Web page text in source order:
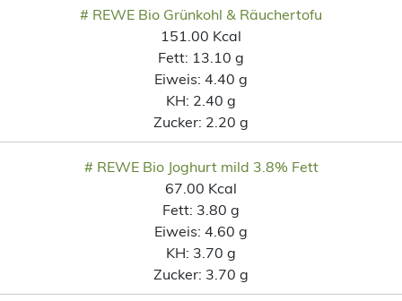
# REWE Bio Grünkohl & Räuchertofu
151.00 Kcal
Fett: 13.10 g
Eiweis: 4.40 g
KH: 2.40 g
Zucker: 2.20 g
# REWE Bio Joghurt mild 3.8% Fett
67.00 Kcal
Fett: 3.80 g
Eiweis: 4.60 g
KH: 3.70 g
Zucker: 3.70 g